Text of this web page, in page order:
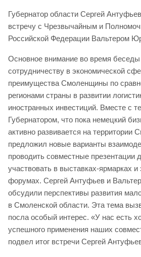
Губернатор области Сергей
встречу с Чрезвычайным и
Российской Федерации Вальтером
Основное внимание во время
сотрудничеству в экономической
преимущества Смоленщины по
регионами страны в развитии
иностранных инвестиций. Вместе с
Губернатором, что пока немецкий
активно развивается на территории
предложил новые варианты
проводить совместные презентации
участвовать в выставках-ярмарках и
форумах. Сергей Антуфьев и
обсудили перспективы развития
в Смоленской области. Эта тема
посла особый интерес. «У нас есть
успешного применения наших
подвел итог встречи Сергей